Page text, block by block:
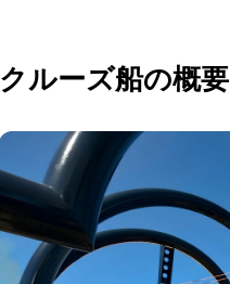
クルーズ船の概要